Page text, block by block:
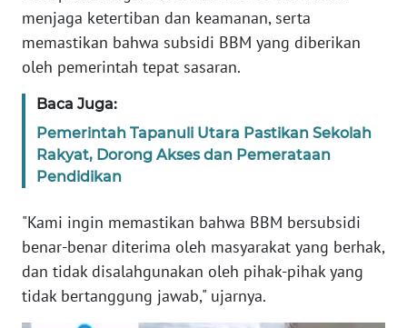
menjaga ketertiban dan keamanan, serta
memastikan bahwa subsidi BBM yang diberikan
oleh pemerintah tepat sasaran.
Baca Juga:
Pemerintah Tapanuli Utara Pastikan Sekolah
Rakyat, Dorong Akses dan Pemerataan
Pendidikan
"Kami ingin memastikan bahwa BBM bersubsidi
benar-benar diterima oleh masyarakat yang berhak,
dan tidak disalahgunakan oleh pihak-pihak yang
tidak bertanggung jawab," ujarnya.
SULTRA
NTB
SULTENG
WN
BABEL